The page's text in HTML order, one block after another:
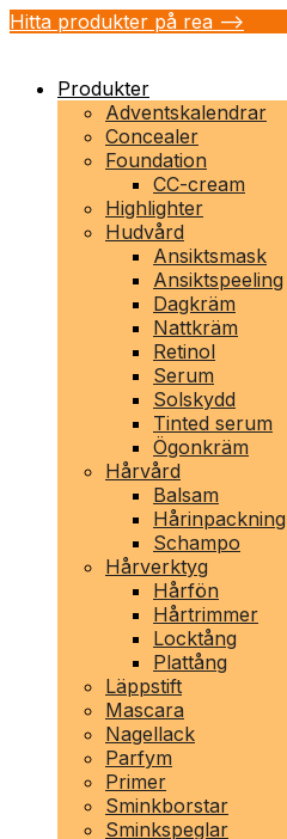
Hitta produkter på rea -->
Produkter
Adventskalendrar
Concealer
Foundation
CC-cream
Highlighter
Hudvård
Ansiktsmask
Ansiktspeeling
Dagkräm
Nattkräm
Retinol
Serum
Solskydd
Tinted serum
Ögonkräm
Hårvård
Balsam
Hårinpackning
Schampo
Hårverktyg
Hårfön
Hårtrimmer
Locktång
Plattång
Läppstift
Mascara
Nagellack
Parfym
Primer
Sminkborstar
Sminkspeglar